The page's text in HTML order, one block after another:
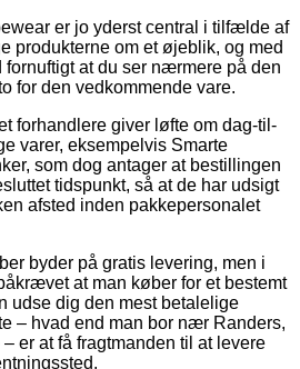
er jo yderst central i tilfælde af
produkterne om et øjeblik, og med
fornuftigt at du ser nærmere på den
for den vedkommende vare.
forhandlere giver løfte om dag-til-
varer, eksempelvis Smarte
som dog antager at bestillingen
tidspunkt, så at de har udsigt
afsted inden pakkepersonalet
byder på gratis levering, men i
at man køber for et bestemt
udse dig den mest betalelige
– hvad end man bor nær Randers,
er at få fragtmanden til at levere